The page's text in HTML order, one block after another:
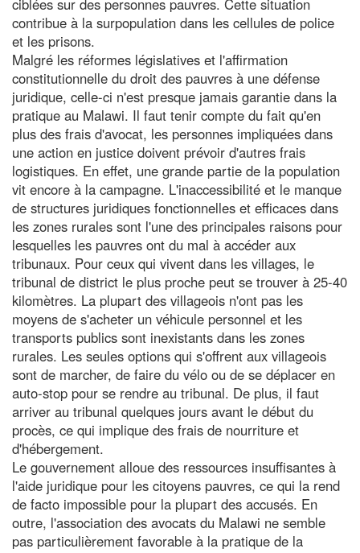
ciblées sur des personnes pauvres. Cette situation
contribue à la surpopulation dans les cellules de police
et les prisons.
Malgré les réformes législatives et l'affirmation
constitutionnelle du droit des pauvres à une défense
juridique, celle-ci n'est presque jamais garantie dans la
pratique au Malawi. Il faut tenir compte du fait qu'en
plus des frais d'avocat, les personnes impliquées dans
une action en justice doivent prévoir d'autres frais
logistiques. En effet, une grande partie de la population
vit encore à la campagne. L'inaccessibilité et le manque
de structures juridiques fonctionnelles et efficaces dans
les zones rurales sont l'une des principales raisons pour
lesquelles les pauvres ont du mal à accéder aux
tribunaux. Pour ceux qui vivent dans les villages, le
tribunal de district le plus proche peut se trouver à 25-40
kilomètres. La plupart des villageois n'ont pas les
moyens de s'acheter un véhicule personnel et les
transports publics sont inexistants dans les zones
rurales. Les seules options qui s'offrent aux villageois
sont de marcher, de faire du vélo ou de se déplacer en
auto-stop pour se rendre au tribunal. De plus, il faut
arriver au tribunal quelques jours avant le début du
procès, ce qui implique des frais de nourriture et
d'hébergement.
Le gouvernement alloue des ressources insuffisantes à
l'aide juridique pour les citoyens pauvres, ce qui la rend
de facto impossible pour la plupart des accusés. En
outre, l'association des avocats du Malawi ne semble
pas particulièrement favorable à la pratique de la